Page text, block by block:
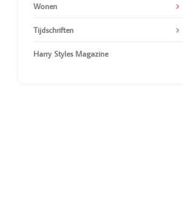
Wonen
Tijdschriften
Harry Styles Magazine